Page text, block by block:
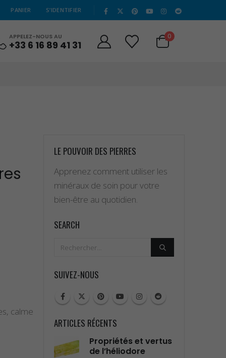
PANIER S’IDENTIFIER
APPELEZ-NOUS AU
+33 6 16 89 41 31
0
calme
LE POUVOIR DES PIERRES
Apprenez comment utiliser les
minéraux de soin pour votre
bien-être au quotidien.
SEARCH
SUIVEZ-NOUS
ARTICLES RÉCENTS
Propriétés et vertus
de l’alexandrite